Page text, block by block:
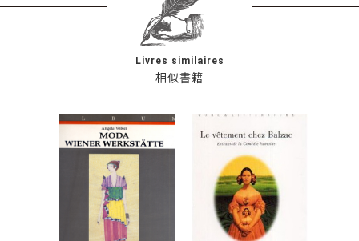
相似書籍
Livres similaires